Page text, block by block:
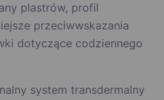
plastrów, profil
przeciwwskazania
dotyczące codziennego
system transdermalny